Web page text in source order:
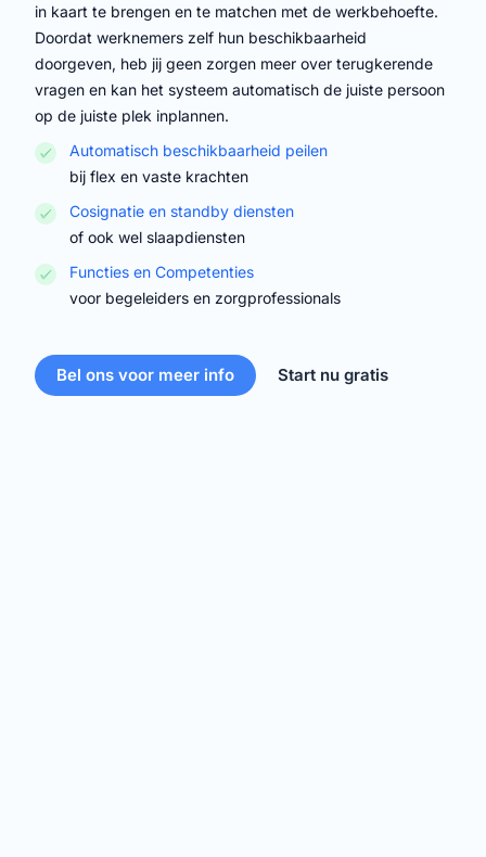
in kaart te brengen en te matchen met de werkbehoefte.
Doordat werknemers zelf hun beschikbaarheid
doorgeven, heb jij geen zorgen meer over terugkerende
vragen en kan het systeem automatisch de juiste persoon
op de juiste plek inplannen.
Automatisch beschikbaarheid peilen
bij flex en vaste krachten
Cosignatie en standby diensten
of ook wel slaapdiensten
Functies en Competenties
voor begeleiders en zorgprofessionals
Bel ons voor meer info Start nu gratis